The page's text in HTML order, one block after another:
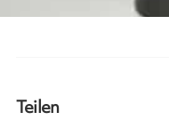
Teilen